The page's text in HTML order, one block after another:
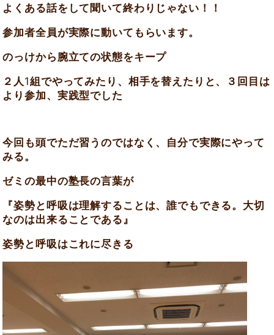
よくある話をして聞いて終わりじゃない！！
参加者全員が実際に動いてもらいます。
のっけから腕立ての状態をキープ
２人 1組でやってみたり、相手を替えたりと、３回目は
より参加、実践型でした
今回も頭でただ習うのではなく、自分で実際にやって
みる。
ゼミの最中の塾長の言葉が
『姿勢と呼吸は理解することは、誰でもできる。大切
なのは出来ることである』
姿勢と呼吸はこれに尽きる